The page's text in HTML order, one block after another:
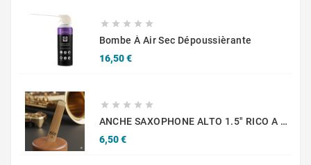
    
Bombe À Air Sec Dépoussièrante
16,50 €Prix
    
ANCHE SAXOPHONE ALTO 1.5" RICO A L'UNITE
6,50 €Prix